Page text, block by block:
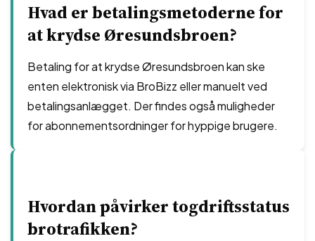
Hvad er betalingsmetoderne for
at krydse Øresundsbroen?
Betaling for at krydse Øresundsbroen kan ske
enten elektronisk via BroBizz eller manuelt ved
betalingsanlægget. Der findes også muligheder
for abonnementsordninger for hyppige brugere.
Hvordan påvirker togdriftsstatus
brotrafikken?